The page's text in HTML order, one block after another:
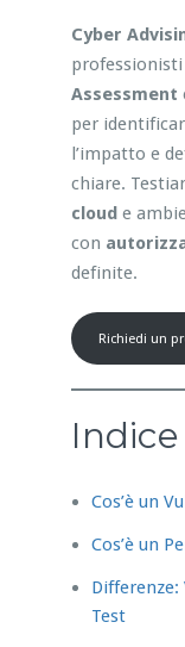
Cyber
Assessment
per
l’impatto e
chiare.
cloude
con
definite.
Richiedi un
Cos’è un
Cos’è un
Differenze:
Test